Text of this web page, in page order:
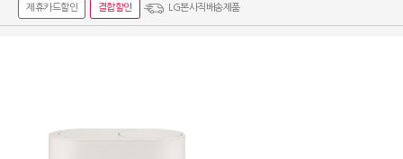
제휴카드할인 결합할인 LG본사직배송제품